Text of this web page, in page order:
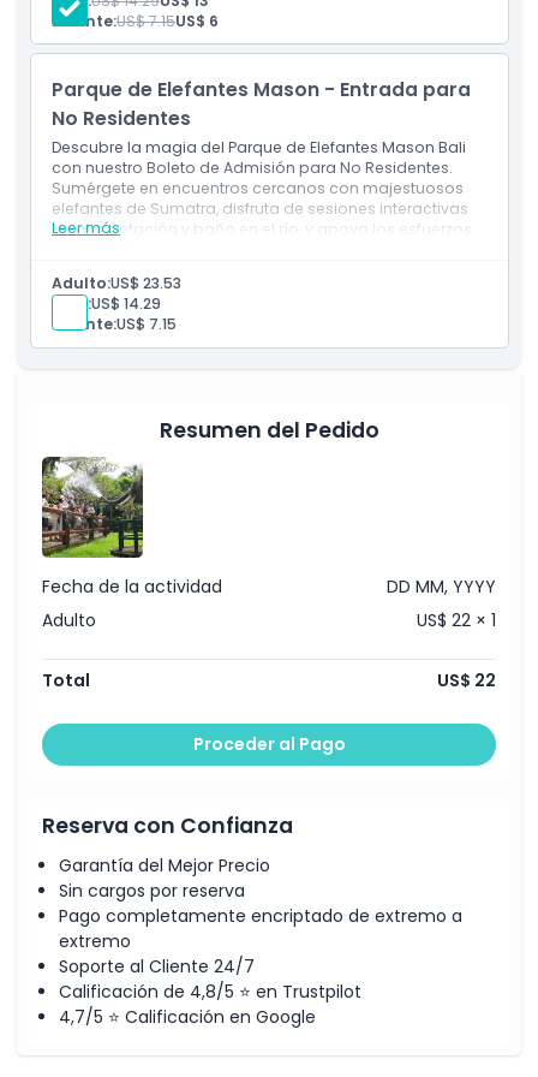
Aspectos Destacados
Inclusiones
Política para Niños y Adultos
Cosas a Saber
Código de Vestimenta
Política de Cancelación
Infante:US$ 7.15US$ 6
Parque de Elefantes Mason - Entrada para
No Residentes
Descubre la magia del Parque de Elefantes Mason Bali
con nuestro Boleto de Admisión para No Residentes.
Sumérgete en encuentros cercanos con majestuosos
elefantes de Sumatra, disfruta de sesiones interactivas
de alimentación y baño en el río, y apoya los esfuerzos
silvestre inolvidable.
Leer más
Adulto:US$ 23.53
Niño:US$ 14.29
Infante:US$ 7.15
Resumen del Pedido
Fecha de la actividad
DD MM, YYYY
Adulto
US$ 22 × 1
Total US$ 22
Proceder al Pago
Reserva con Confianza
Garantía del Mejor Precio
Sin cargos por reserva
Pago completamente encriptado de extremo a
extremo
Soporte al Cliente 24/7
Calificación de 4,8/5 ⭐ en Trustpilot
4,7/5 ⭐ Calificación en Google